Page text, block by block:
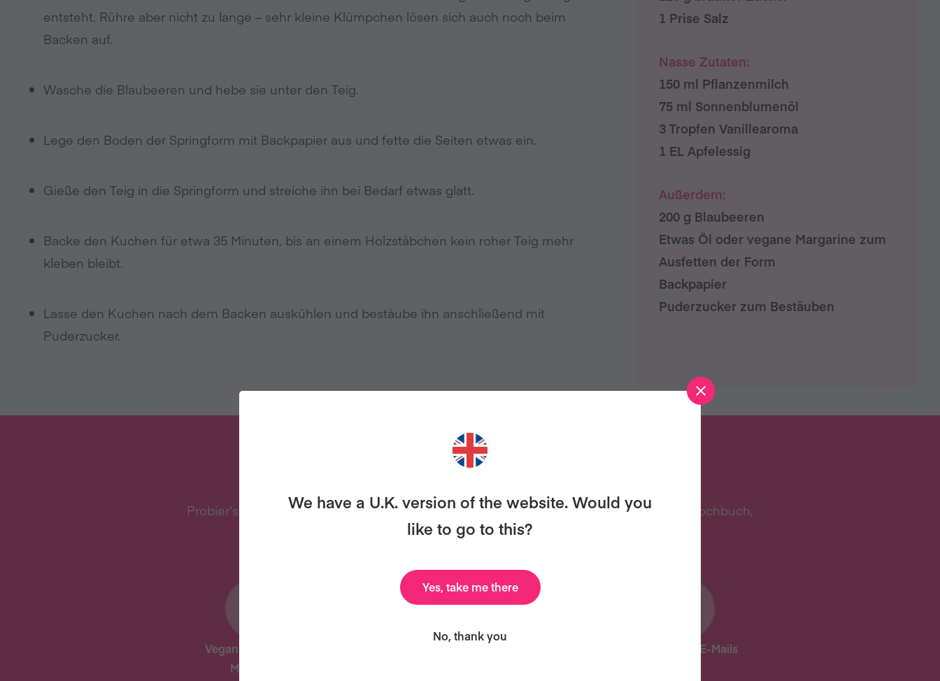
1 Prise Salz
Nasse Zutaten:
150 ml Pflanzenmilch
75 ml Sonnenblumenöl
3 Tropfen Vanillearoma
1 EL Apfelessig
Außerdem:
200 g Blaubeeren
Etwas Öl oder vegane Margarine zum
Ausfetten der Form
Backpapier
Puderzucker zum Bestäuben
entsteht. Rühre aber nicht zu lange – sehr kleine Klümpchen lösen sich auch noch beim
Backen auf.
Wasche die Blaubeeren und hebe sie unter den Teig.
Lege den Boden der Springform mit Backpapier aus und fette die Seiten etwas ein.
Gieße den Teig in die Springform und streiche ihn bei Bedarf etwas glatt.
Backe den Kuchen für etwa 35 Minuten, bis an einem Holzstäbchen kein roher Teig mehr
kleben bleibt.
Lasse den Kuchen nach dem Backen auskühlen und bestäube ihn anschließend mit
Puderzucker.
AUF DER SUCHE NACH MEHR REZEPTEN?
Probier’s vegan – mit Veganuary! Wir unterstützen dich mit unserem digitalen Promi-Kochbuch,
Meal Plans, leckeren Rezepten – natürlich völlig kostenlos.
Vegan on a Budget
Meal Plan
31 hilfreiche E-Mails
We have a U.K. version of the website. Would you
like to go to this?
Yes, take me there
No, thank you